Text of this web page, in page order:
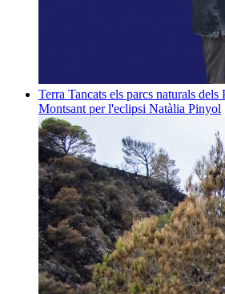
Terra Tancats els parcs naturals dels
Montsant per l'eclipsi Natàlia Pinyol